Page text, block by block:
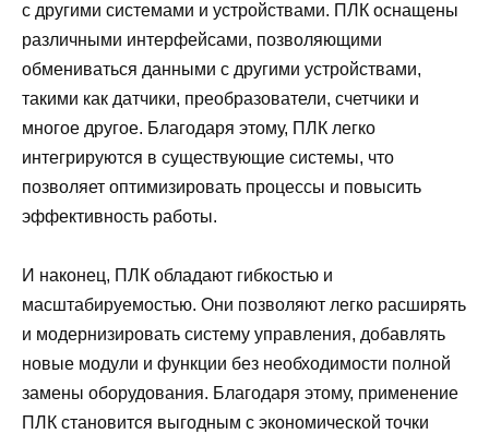
с другими системами и устройствами. ПЛК оснащены
различными интерфейсами, позволяющими
обмениваться данными с другими устройствами,
такими как датчики, преобразователи, счетчики и
многое другое. Благодаря этому, ПЛК легко
интегрируются в существующие системы, что
позволяет оптимизировать процессы и повысить
эффективность работы.
И наконец, ПЛК обладают гибкостью и
масштабируемостью. Они позволяют легко расширять
и модернизировать систему управления, добавлять
новые модули и функции без необходимости полной
замены оборудования. Благодаря этому, применение
ПЛК становится выгодным с экономической точки